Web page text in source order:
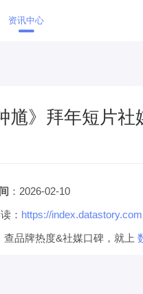
资讯中心
馗》拜年短片
：2026-02-10
： https://
查品牌热度&社媒口碑，就上